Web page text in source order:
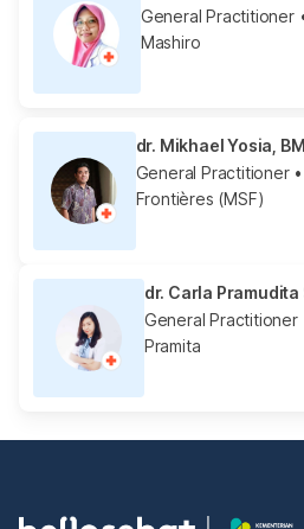
General Practitioner
Mashiro
dr. Mikhael Yosia,
General Practitioner•
Frontières (MSF)
dr. Carla Pramudita
General Practitioner
Pramita